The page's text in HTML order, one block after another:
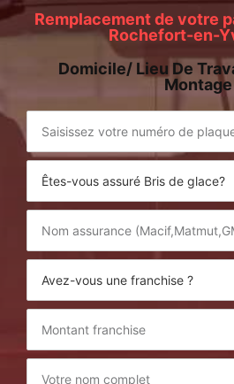
Remplacement de votre
Rochefort-en-
Domicile/ Lieu De
Montage